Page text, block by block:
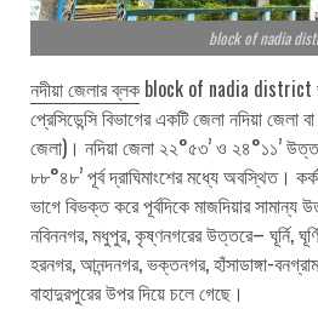
block of nadia
নদীয়া জেলার ব্লক block of nadia district
প্রেসিডেন্সি বিভাগের একটি জেলা নদিয়া জেলা
জেলা)। নদিয়া জেলা ২২°৫৩’ ও ২৪°১১’
৮৮°৪৮’ পূর্ব দ্রাঘিমাংশের মধ্যে অবস্থিত।
ভাগে বিভক্ত করে পূর্বদিকে মাজদিয়ার সামান্য
নবিননগর, মধুপুর, কৃষ্ণনগরের উত্তরে– ঘূর্নি,
হরনগর, আনন্দনগর, ভক্তনগর, হাঁসাডাঙ্গা-
বাহাদুরপুরের উপর দিয়ে চলে গেছে।